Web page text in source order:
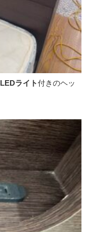
LEDライト付きのヘッ